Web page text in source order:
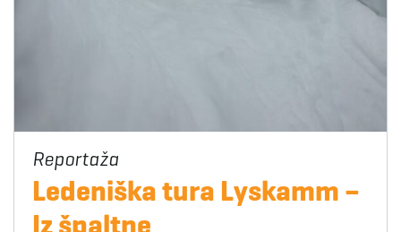
Ledeniška tura Lyskamm –